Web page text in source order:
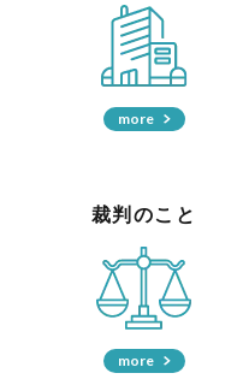
more
裁判のこと
more